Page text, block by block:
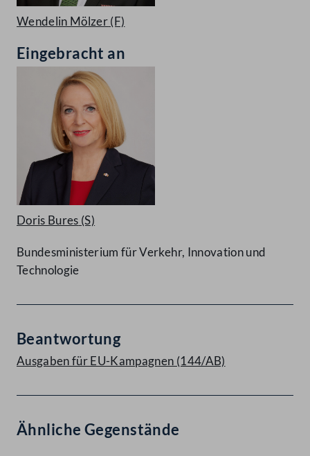
Wendelin Mölzer(F)
Eingebracht an
Doris Bures (S)
Bundesministerium für Verkehr, Innovation und
Technologie
Beantwortung
Ausgaben für EU-Kampagnen (144/AB)
Ähnliche Gegenstände